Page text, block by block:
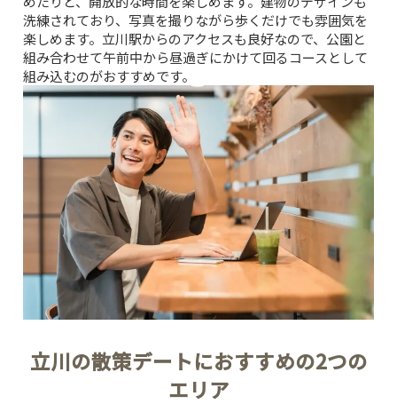
洗練されており、写真を撮りながら歩くだけでも雰囲気を
楽しめます。立川駅からのアクセスも良好なので、公園と
組み合わせて午前中から昼過ぎにかけて回るコースとして
組み込むのがおすすめです。
立川の散策デートにおすすめの2つの
エリア